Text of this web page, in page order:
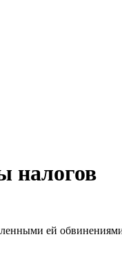
налогов
ей